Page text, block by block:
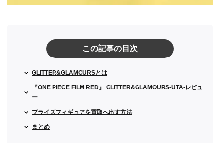
この記事の目次
GLITTER&GLAMOURSとは
『ONE PIECE FILM RED』 GLITTER&GLAMOURS-UTA-レビュ
ー
プライズフィギュアを買取へ出す方法
まとめ